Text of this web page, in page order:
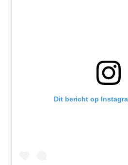
Dit bericht op